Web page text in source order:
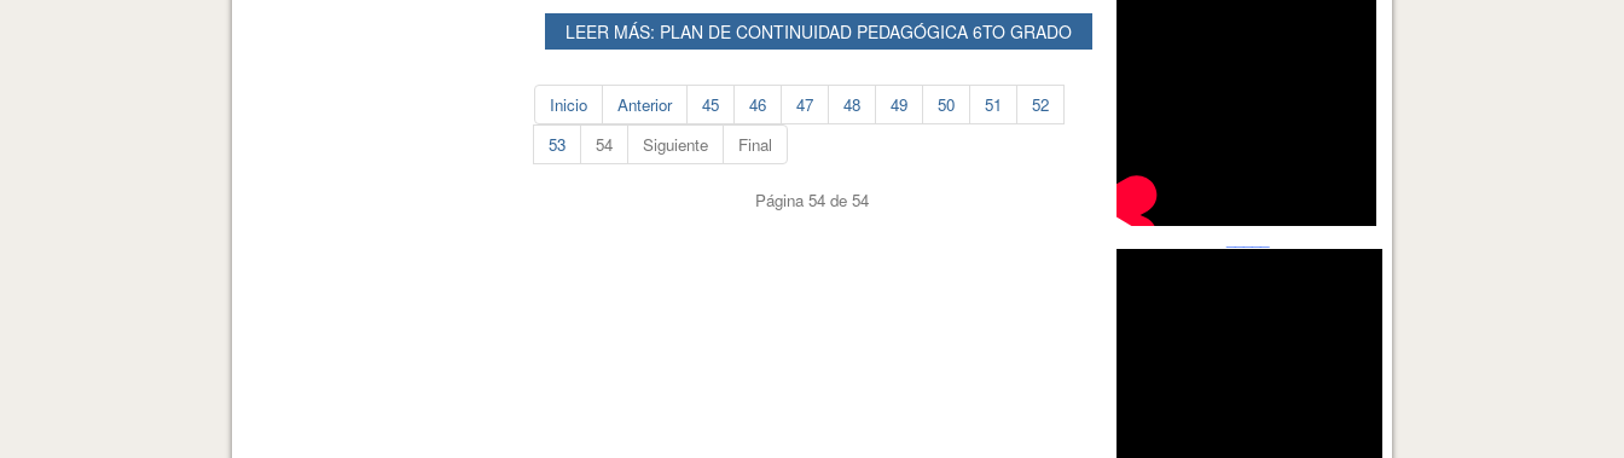
LEER MÁS: PLAN DE CONTINUIDAD PEDAGÓGICA 6TO GRADO
Inicio Anterior 45 46 47 48 49 50 51
52
53
54 Siguiente Final
Página 54 de 54